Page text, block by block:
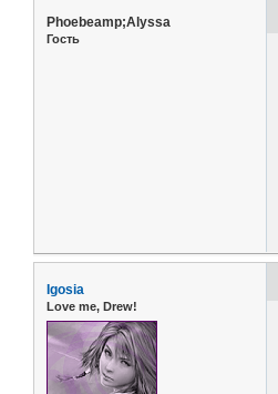
Phoebeamp;Alyssa
Гость
Igosia
Love me, Drew!